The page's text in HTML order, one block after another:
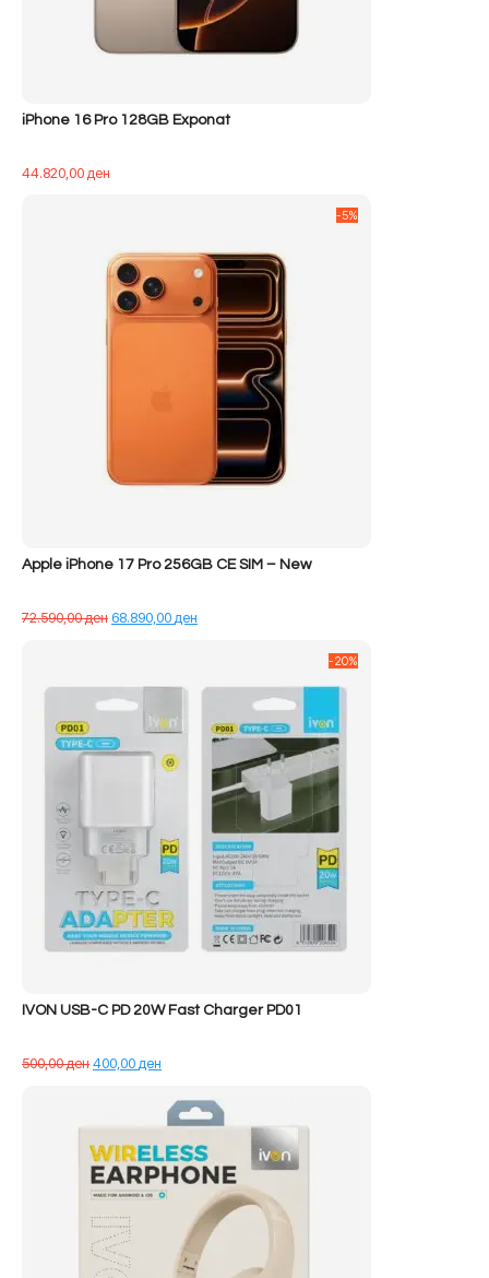
iPhone 16 Pro 128GB Exponat
44.820,00ден
Apple iPhone 17 Pro 256GB CE SIM – New
72.590,00денÇmimi
68.890,00ден
68.890,00 ден.
-5%
IVON USB-C PD 20W Fast Charger PD01
500,00денÇmimi
400,00ден
tanishëm
është:
400,00 ден.
-20%